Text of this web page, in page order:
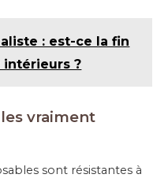
: est-ce la fin
intérieurs ?
vraiment
sont résistantes à